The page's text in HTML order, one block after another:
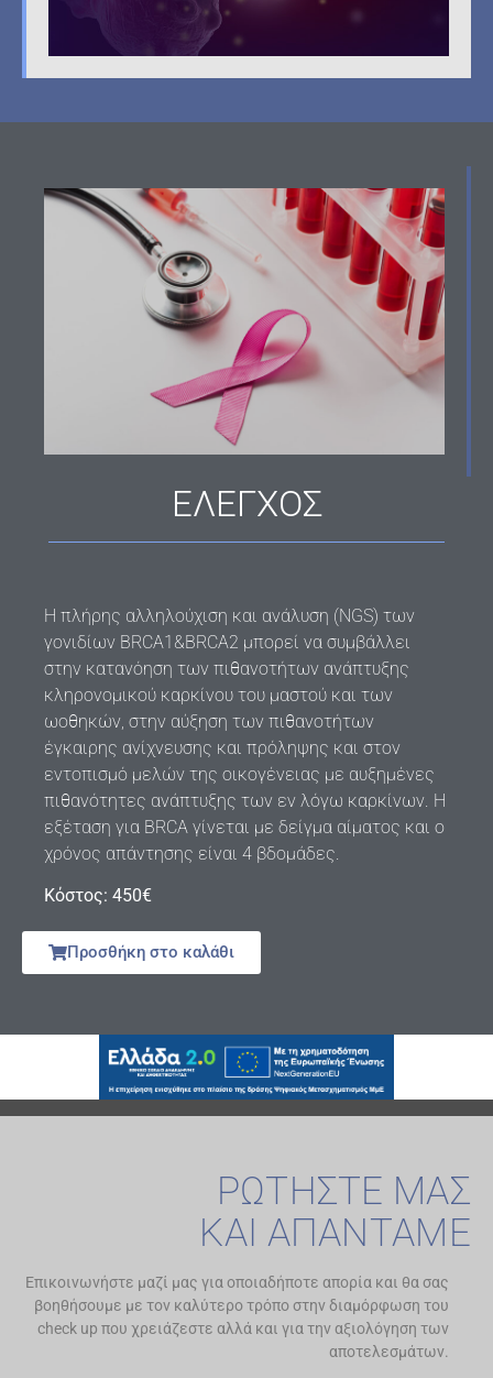
ΕΛΕΓΧΟΣ
Η πλήρης αλληλούχιση και ανάλυση (NGS) των
γονιδίων BRCA1&BRCA2 μπορεί να συμβάλλει
στην κατανόηση των πιθανοτήτων ανάπτυξης
κληρονομικού καρκίνου του μαστού και των
ωοθηκών, στην αύξηση των πιθανοτήτων
έγκαιρης ανίχνευσης και πρόληψης και στον
εντοπισμό μελών της οικογένειας με αυξημένες
πιθανότητες ανάπτυξης των εν λόγω καρκίνων. Η
εξέταση για BRCA γίνεται με δείγμα αίματος και ο
χρόνος απάντησης είναι 4 βδομάδες.
Κόστος: 450€
Προσθήκη στο καλάθι
ΡΩΤΗΣΤΕ ΜΑΣ
ΚΑΙ ΑΠΑΝΤΑΜΕ
Επικοινωνήστε μαζί μας για οποιαδήποτε απορία και θα σας
βοηθήσουμε με τον καλύτερο τρόπο στην διαμόρφωση του
check up που χρειάζεστε αλλά και για την αξιολόγηση των
αποτελεσμάτων.